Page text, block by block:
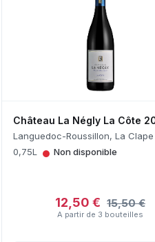
Château La Négly La Côte
Languedoc-Roussillon, La Clape
0,75L
• Non disponible
12,50 € 15,50 €
A partir de 3 bouteilles